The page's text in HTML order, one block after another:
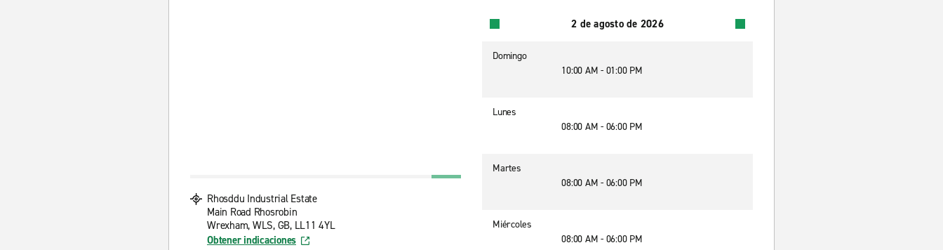
Rhosddu Industrial Estate
Main Road Rhosrobin
Wrexham, WLS, GB, LL11 4YL
Obtener indicaciones
2 de agosto de 2026
Domingo
10:00 AM - 01:00 PM
Lunes
08:00 AM - 06:00 PM
Martes
08:00 AM - 06:00 PM
Miércoles
08:00 AM - 06:00 PM